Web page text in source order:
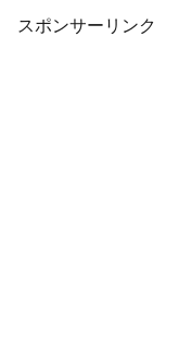
スポンサーリンク